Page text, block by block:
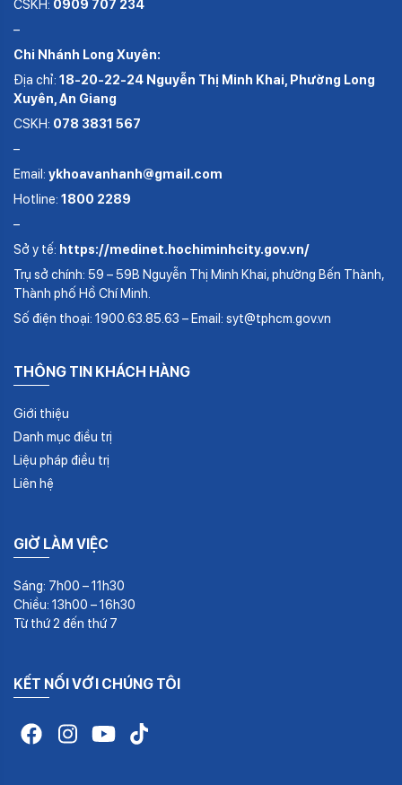
CSKH: 0909 707 234
–
Chi Nhánh Long Xuyên:
Địa chỉ: 18-20-22-24 Nguyễn Thị Minh Khai, Phường Long
Xuyên, An Giang
CSKH: 078 3831 567
–
Email: ykhoavanhanh@gmail.com
Hotline: 1800 2289
–
Sở y tế: https://medinet.hochiminhcity.gov.vn/
Trụ sở chính: 59 – 59B Nguyễn Thị Minh Khai, phường Bến Thành,
Thành phố Hồ Chí Minh.
Số điện thoại: 1900.63.85.63 – Email: syt@tphcm.gov.vn
THÔNG TIN KHÁCH HÀNG
Giới thiệu
Danh mục điều trị
Liệu pháp điều trị
Liên hệ
GIỜ LÀM VIỆC
Sáng: 7h00 – 11h30
Chiều: 13h00 – 16h30
Từ thứ 2 đến thứ 7
KẾT NỐI VỚI CHÚNG TÔI